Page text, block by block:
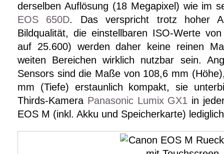
derselben Auflösung (18 Megapixel) wie im
EOS 650D. Das verspricht trotz hoher
Bildqualität, die einstellbaren ISO-Werte
auf 25.600) werden daher keine reinen
weiten Bereichen wirklich nutzbar sein.
Sensors sind die Maße von 108,6 mm
mm (Tiefe) erstaunlich kompakt, sie
Thirds-Kamera Panasonic Lumix GX1 in
EOS M (inkl. Akku und Speicherkarte)